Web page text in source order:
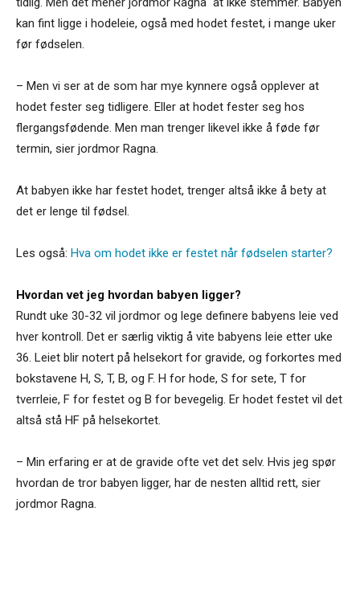
kan fint ligge i hodeleie, også med hodet festet, i mange uker
før fødselen.
– Men vi ser at de som har mye kynnere også opplever at
hodet fester seg tidligere. Eller at hodet fester seg hos
flergangsfødende. Men man trenger likevel ikke å føde før
termin, sier jordmor Ragna.
At babyen ikke har festet hodet, trenger altså ikke å bety at
det er lenge til fødsel.
Les også: Hva om hodet ikke er festet når fødselen starter?
Hvordan vet jeg hvordan babyen ligger?
Rundt uke 30-32 vil jordmor og lege definere babyens leie ved
hver kontroll. Det er særlig viktig å vite babyens leie etter uke
36. Leiet blir notert på helsekort for gravide, og forkortes med
bokstavene H, S, T, B, og F. H for hode, S for sete, T for
tverrleie, F for festet og B for bevegelig. Er hodet festet vil det
altså stå HF på helsekortet.
– Min erfaring er at de gravide ofte vet det selv. Hvis jeg spør
hvordan de tror babyen ligger, har de nesten alltid rett, sier
jordmor Ragna.